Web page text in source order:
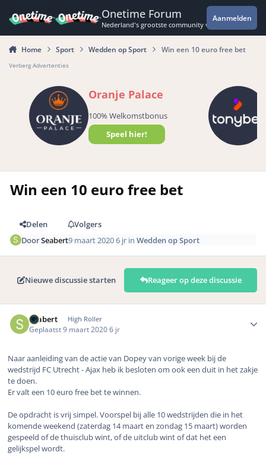
Onetime Forum
Nederland's grootste community voor de
Aanmelden
Home Sport Wedden op Sport Win een 10 euro free bet
Verberg Advertenties
Oranje Palace
100% Welkomstbonus
Speel hier!
Win een 10 euro free bet
Delen
Volgers
DoorSeabert9 maart 20206 jr inWedden op Sport
Nieuwe discussie starten Reageer op deze discussie
Seabert High Roller
Geplaatst9 maart 20206 jr
Naar aanleiding van de actie van Dopey van vorige week bij de
wedstrijd FC Utrecht - Ajax heb ik besloten om ook een duit in het zakje
te doen.
Er valt een 10 euro free bet te winnen.
De opdracht is vrij simpel. Voorspel bij alle 10 wedstrijden die in het
komende weekend (zaterdag 14 maart en zondag 15 maart) worden
gespeeld of de thuisclub wint, of de uitclub wint of dat het een
gelijkspel wordt.